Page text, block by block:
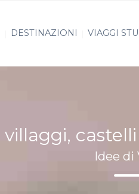
DESTINAZIONI VIAGGI
villaggi,
Idee di